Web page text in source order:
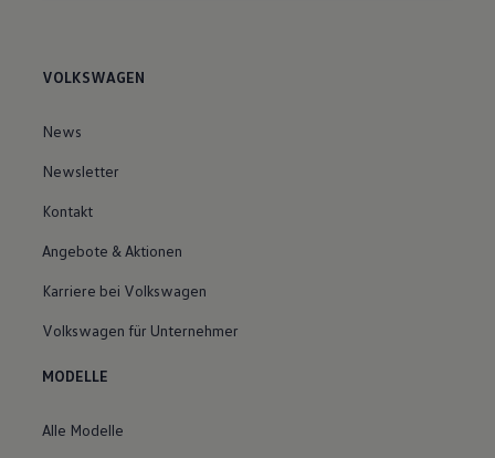
VOLKSWAGEN
News
Newsletter
Kontakt
Angebote & Aktionen
Karriere bei Volkswagen
Volkswagen für Unternehmer
MODELLE
Alle Modelle